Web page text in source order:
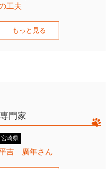
工夫
もっと見る
門家
宮崎県
吉 廣年さん